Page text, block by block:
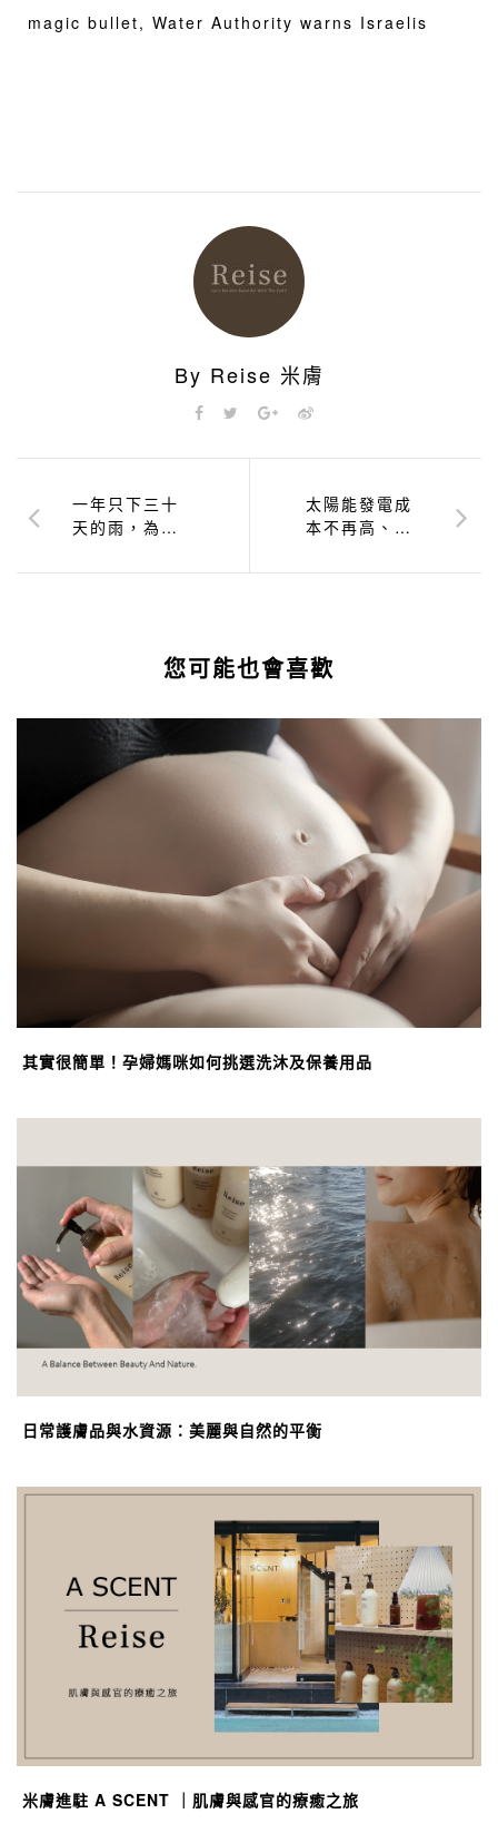
magic bullet, Water Authority warns Israelis
By Reise 米膚
一年只下三十
天的雨，為什
省水？
太陽能發電成
本不再高、水
興，綠色發電
您可能也會喜歡
其實很簡單！孕婦媽咪如何挑選洗沐及保養用品
日常護膚品與水資源：美麗與自然的平衡
米膚進駐 A SCENT ｜肌膚與感官的療癒之旅